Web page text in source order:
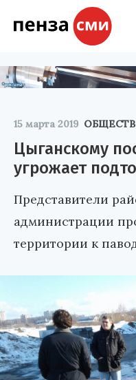
15 марта 2019
Цыганскому
угрожает
Представители
администрации
территории к